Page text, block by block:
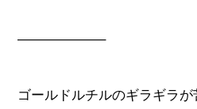
——————–
ゴールドルチルのギラギラ